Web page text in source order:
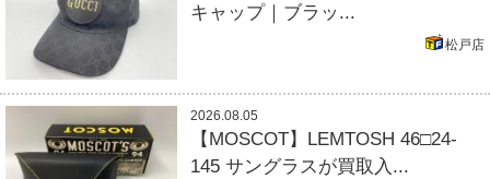
キャップ｜ブラッ...
松戸店
2026.08.05
【MOSCOT】LEMTOSH 46□24-
145 サングラスが買取入...